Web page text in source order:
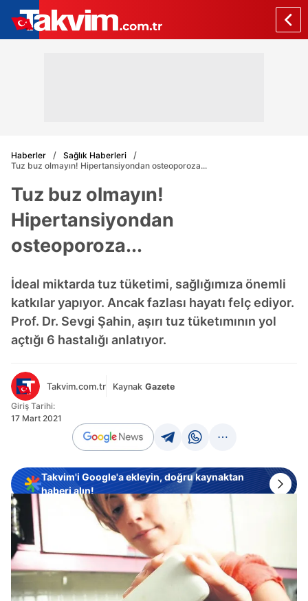
Haberler
Sağlık Haberleri
Tuz buz olmayın! Hipertansiyondan osteoporoza...
Tuz buz olmayın!
Hipertansiyondan
osteoporoza...
İdeal miktarda tuz tüketimi, sağlığımıza önemli
katkılar yapıyor. Ancak fazlası hayatı felç ediyor.
Prof. Dr. Sevgi Şahin, aşırı tuz tüketımının yol
açtığı 6 hastalığı anlatıyor.
Takvim.com.tr Kaynak Gazete
Giriş Tarihi:
17 Mart 2021
Takvim'i Google'a ekleyin, doğru kaynaktan
haberi alın!